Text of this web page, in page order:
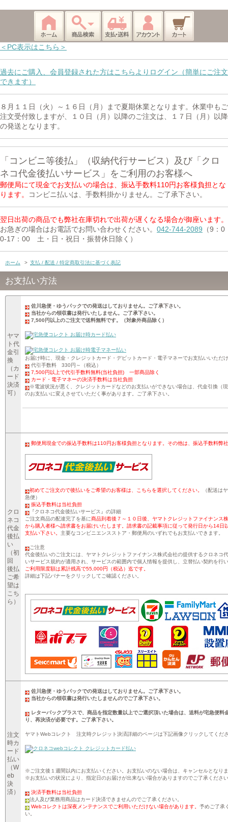
＜PC表示はこちら＞
過去にご購入、会員登録された方はこちらよりログイン（簡単にご注文
できます）
８月１１日（火）～１６日（月）まで夏期休業となります。休業中もご
注文受付致しますが、１０日（月）以降のご注文は、１７日（月）以降
の発送となります。
「コンビニ等後払」（収納代行サービス）及び「クロ
ネコ代金後払いサービス」をご利用のお客様へ
郵便局にて現金でお支払いの場合は、振込手数料110円お客様負担とな
ります。
コンビニ払いは、手数料掛かりません。ご了承下さい。
翌日出荷の商品でも弊社在庫切れで出荷が遅くなる場合が御座います。
お急ぎの場合はお電話でお問い合わせください。 042-744-2089 （9：0
0-17：00 土・日・祝日・振替休日除く）
ホーム > 支払 / 配送 / 特定商取引法に基づく表記
お支払い方法
ヤマ
ト代
金引
換
（カ
ード
決済
可）
佐川急便・ゆうパックでの発送はしておりません。ご了承下さい。
当社からの領収書は発行いたしません。ご了承下さい。
7,500円以上のご注文で送料無料です。（対象外商品除く）
お届け時に、現金・クレジットカード・デビットカード・電子マネーでお支払いいただ
代引手数料 330円～（税込）
7,500円以上で代引手数料無料(当社負担) 一部商品除く
カード・電子マネーの決済手数料は当社負担
※電波状況が悪く、クレジットカードなどのお支払いができない場合は、代金引換（
のお支払いに変えさせていただく事があります。ご了承下さい。
クロ
ネコ
代金
後払
い
（初
回
後払
ご希
望は
こち
ら）
郵便局現金での振込手数料は110円お客様負担となります。その他は、振込手数料弊
初めてご注文ので後払いをご希望のお客様は、こちらを選択してください。
（配送は
急便）
振込手数料は当社負担
『クロネコ代金後払いサービス』の詳細
ご注文商品の配達完了を基に商品到着後７～１０日後、ヤマトクレジットファイナンス
から購入者様へ請求書をお届けいたします。請求書の記載事項に従って発行日から14日
支払い下さい。 主要なコンビニエンスストア・郵便局のいずれでもお支払いできます。
ご注意
代金後払いのご注文には、ヤマトクレジットファイナンス株式会社の提供するクロネコ
いサービス規約が適用され、サービスの範囲内で個人情報を提供し、立替払い契約を行
ご利用限度額は累計残高で55,000円（税込）迄です。
詳細は下記バナーをクリックしてご確認ください。
注文
時カ
ード
払い
（W
eb
決
済）
佐川急便・ゆうパックでの発送はしておりません。ご了承下さい。
当社からの領収書は発行いたしませんのでご了承下さい。
レターパックプラスで、商品を指定数量以上でご選択頂いた場合は、送料が宅急便料
り、再決済が必要です。ご了承下さい。
ヤマトWebコレクト 注文時クレジット決済詳細のページは下記画像クリックしてくだ
※ご注文後１週間以内にお支払いください。お支払いのない場合は、キャンセルとなり
※お支払いの状況により、指定日のお届けが出来ない場合がありますのでご了承くださ
決済手数料は当社負担
法人及び業務用商品はカード決済できませんのでご了承ください。
Webコレクトは深夜メンテナンスでご利用いただけない場合があります。 予めご了承
い。